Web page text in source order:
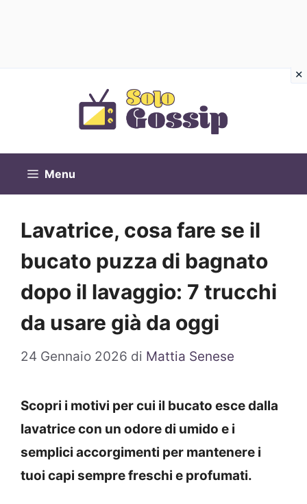
Menu
Lavatrice, cosa fare se il
bucato puzza di bagnato
dopo il lavaggio: 7 trucchi
da usare già da oggi
24 Gennaio 2026 di Mattia Senese
Scopri i motivi per cui il bucato esce dalla
lavatrice con un odore di umido e i
semplici accorgimenti per mantenere i
tuoi capi sempre freschi e profumati.